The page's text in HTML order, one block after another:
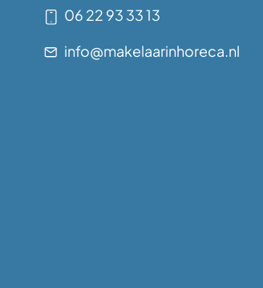
06 22 93 33 13
info@makelaarinhoreca.nl